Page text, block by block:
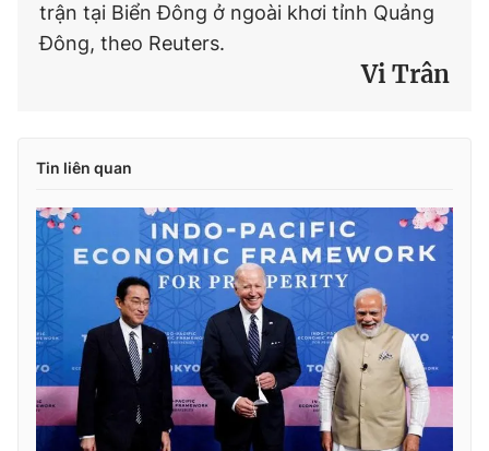
trận tại Biển Đông ở ngoài khơi tỉnh Quảng
Đông, theo Reuters.
Vi Trân
Tin liên quan